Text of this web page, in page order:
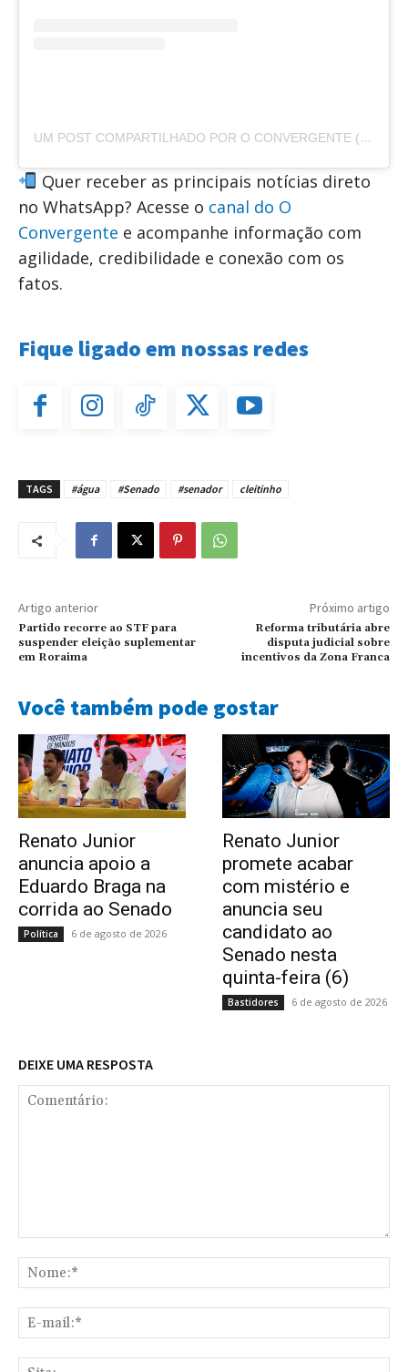
UM POST COMPARTILHADO POR O CONVERGENTE (@O.CONVERGENTE)
Quer receber as principais notícias direto
no WhatsApp? Acesse o canal do O
Convergente e acompanhe informação com
agilidade, credibilidade e conexão com os
fatos.
Fique ligado em nossas redes
TAGS #água #Senado #senador cleitinho
Artigo anterior
Partido recorre ao STF para
suspender eleição suplementar
em Roraima
Próximo artigo
Reforma tributária abre
disputa judicial sobre
incentivos da Zona Franca
Você também pode gostar
Renato Junior
anuncia apoio a
Eduardo Braga na
corrida ao Senado
Política 6 de agosto de 2026
Renato Junior
promete acabar
com mistério e
anuncia seu
candidato ao
Senado nesta
quinta-feira (6)
Bastidores 6 de agosto de 2026
DEIXE UMA RESPOSTA